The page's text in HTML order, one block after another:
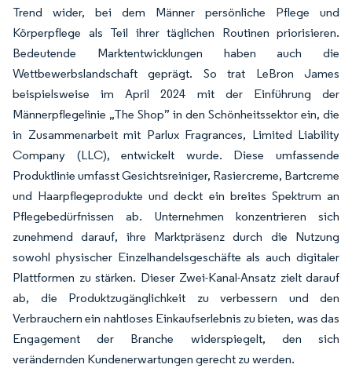
Trend wider, bei dem Männer persönliche Pflege und
Körperpflege als Teil ihrer täglichen Routinen priorisieren.
Bedeutende Marktentwicklungen haben auch die
Wettbewerbslandschaft geprägt. So trat LeBron James
beispielsweise im April 2024 mit der Einführung der
Männerpflegelinie „The Shop” in den Schönheitssektor ein, die
in Zusammenarbeit mit Parlux Fragrances, Limited Liability
Company (LLC), entwickelt wurde. Diese umfassende
Produktlinie umfasst Gesichtsreiniger, Rasiercreme, Bartcreme
und Haarpflegeprodukte und deckt ein breites Spektrum an
Pflegebedürfnissen ab. Unternehmen konzentrieren sich
zunehmend darauf, ihre Marktpräsenz durch die Nutzung
sowohl physischer Einzelhandelsgeschäfte als auch digitaler
Plattformen zu stärken. Dieser Zwei-Kanal-Ansatz zielt darauf
ab, die Produktzugänglichkeit zu verbessern und den
Verbrauchern ein nahtloses Einkaufserlebnis zu bieten, was das
Engagement der Branche widerspiegelt, den sich
verändernden Kundenerwartungen gerecht zu werden.